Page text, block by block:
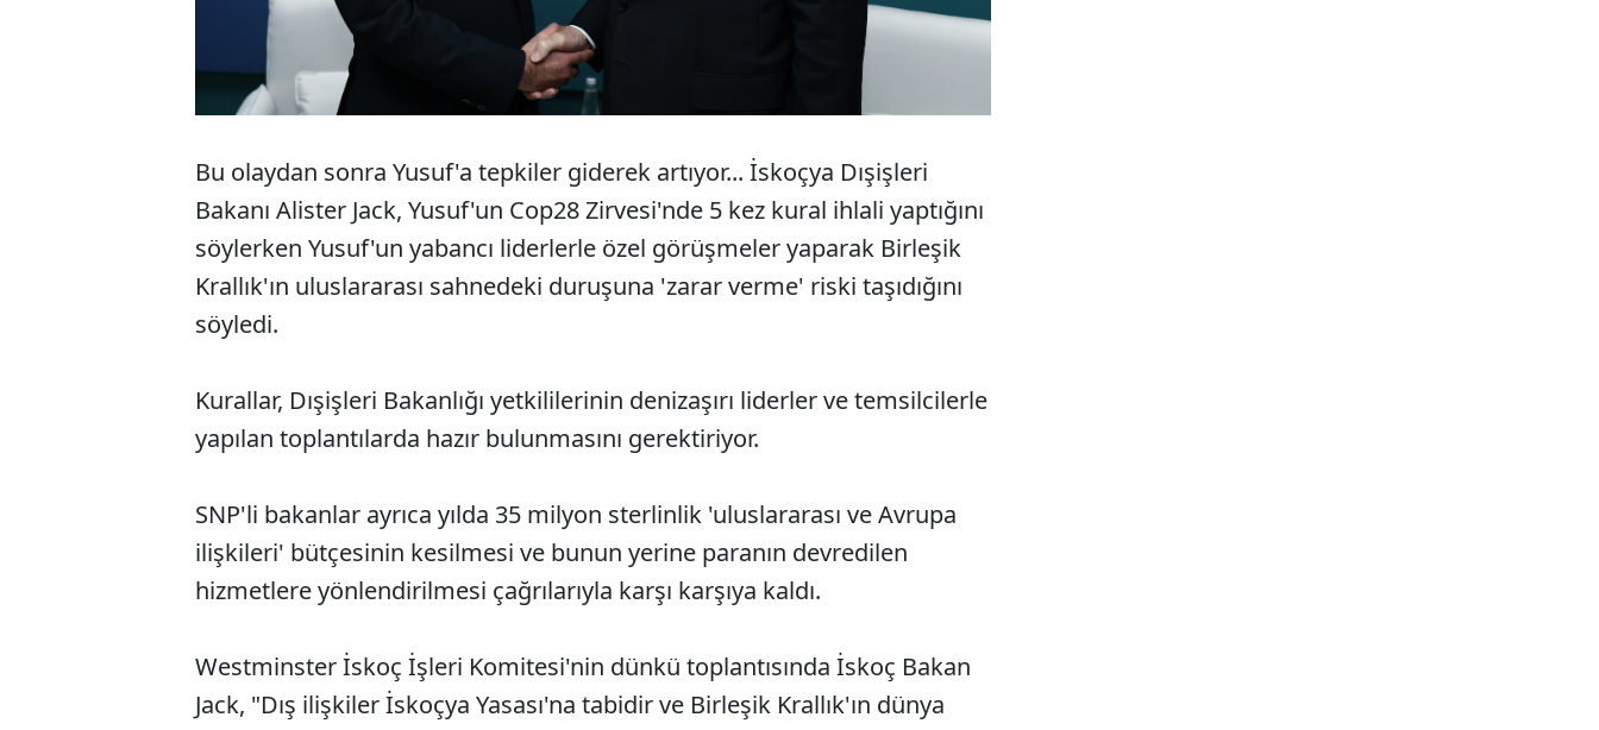
Bu olaydan sonra Yusuf'a tepkiler giderek artıyor... İskoçya Dışişleri
Bakanı Alister Jack, Yusuf'un Cop28 Zirvesi'nde 5 kez kural ihlali yaptığını
söylerken Yusuf'un yabancı liderlerle özel görüşmeler yaparak Birleşik
Krallık'ın uluslararası sahnedeki duruşuna 'zarar verme' riski taşıdığını
söyledi.
Kurallar, Dışişleri Bakanlığı yetkililerinin denizaşırı liderler ve temsilcilerle
yapılan toplantılarda hazır bulunmasını gerektiriyor.
SNP'li bakanlar ayrıca yılda 35 milyon sterlinlik 'uluslararası ve Avrupa
ilişkileri' bütçesinin kesilmesi ve bunun yerine paranın devredilen
hizmetlere yönlendirilmesi çağrılarıyla karşı karşıya kaldı.
Westminster İskoç İşleri Komitesi'nin dünkü toplantısında İskoç Bakan
Jack, "Dış ilişkiler İskoçya Yasası'na tabidir ve Birleşik Krallık'ın dünya